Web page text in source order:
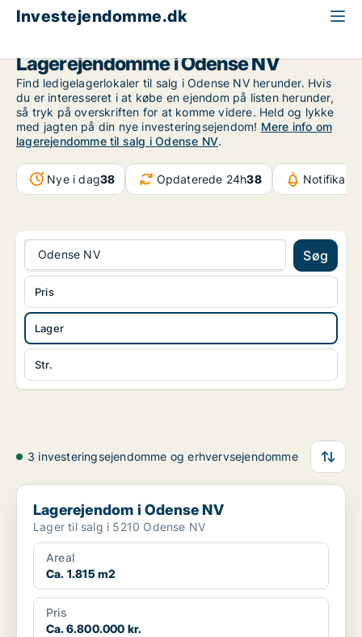
Investejendomme.dk
Lagerejendomme i Odense NV
Find ledigelagerlokaler til salg i Odense NV herunder. Hvis
du er interesseret i at købe en ejendom på listen herunder,
så tryk på overskriften for at komme videre. Held og lykke
med jagten på din nye investeringsejendom! Mere info om
lagerejendomme til salg i Odense NV.
Nye i dag38 Opdaterede 24h38
Odense NV Søg
Lager
Str.
Pris
3 investeringsejendomme og erhvervsejendomme
Lagerejendom i Odense NV
Lagerejendom i Odense NV
Lager til salg i 5210 Odense NV
Areal
Ca. 1.815 m2
Pris
Ca. 6.800.000 kr.